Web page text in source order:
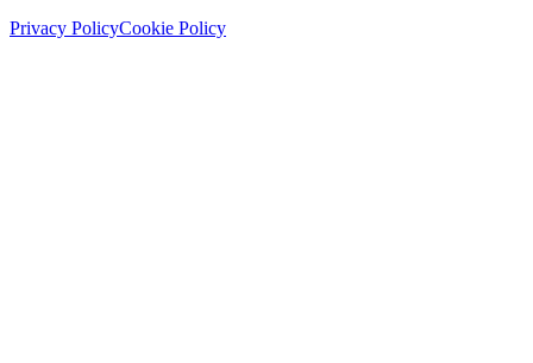
Privacy PolicyCookie Policy